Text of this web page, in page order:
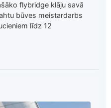
flybridge klāju savā
būves meistardarbs
līdz 12